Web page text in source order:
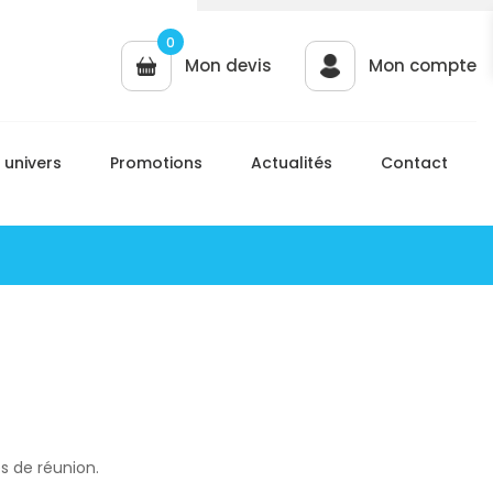
0
Mon devis Mon compte
univers Promotions Actualités Contact
de réunion.